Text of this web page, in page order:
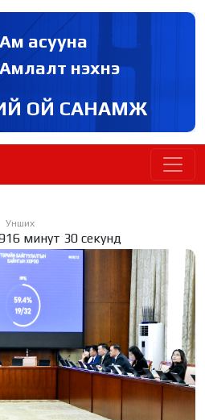
Ам асууна
Амлалт нэхнэ
ОЙ САНАМЖ
Унших
16 минут 30 секунд